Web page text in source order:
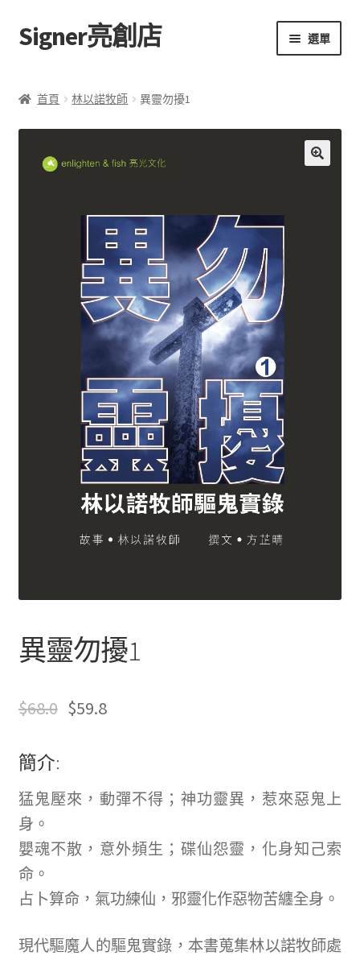
跳
至
覽
跳
至
要
容
Signer亮創店 選單
學校選書（小學）
「此時此地 看見亮光」2025特展
聯絡我們+郵費
海外訂購書籍
首頁 林以諾牧師 異靈勿擾1
異靈勿擾1
$68.0 $59.8
簡介:
猛鬼壓來，動彈不得；神功靈異，惹來惡鬼上
身。
嬰魂不散，意外頻生；碟仙怨靈，化身知己索
命。
占卜算命，氣功練仙，邪靈化作惡物苦纏全身。
現代驅魔人的驅鬼實錄，本書蒐集林以諾牧師處